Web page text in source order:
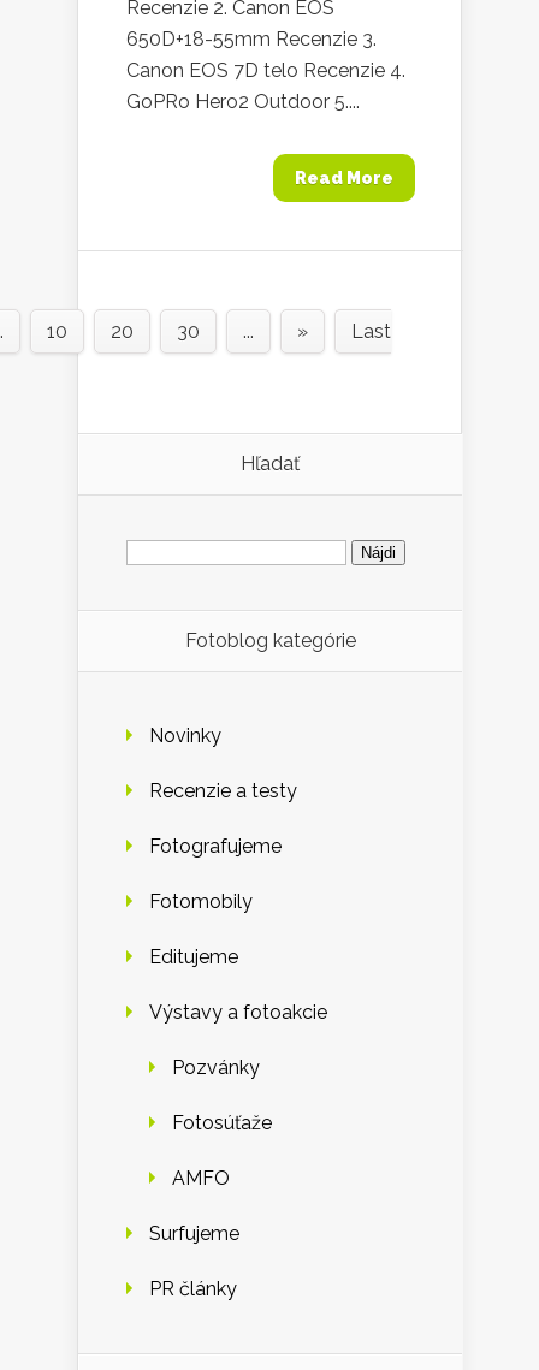
Recenzie 2. Canon EOS
650D+18-55mm Recenzie 3.
Canon EOS 7D telo Recenzie 4.
GoPRo Hero2 Outdoor 5....
Read More
10 20 30 ... » Last
Hľadať
Hľadať:
Fotoblog kategórie
Novinky
Recenzie a testy
Fotografujeme
Fotomobily
Editujeme
Výstavy a fotoakcie
Pozvánky
Fotosúťaže
AMFO
Surfujeme
PR články